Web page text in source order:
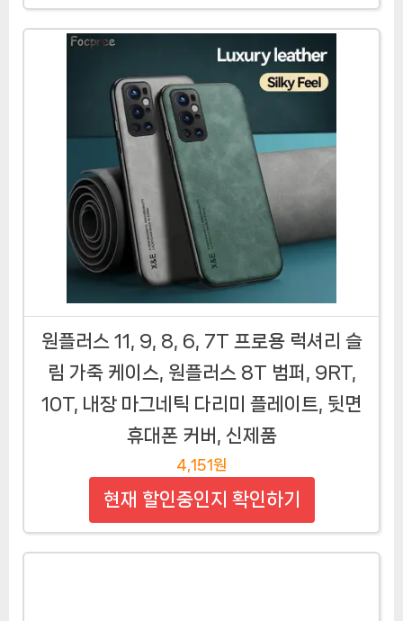
원플러스 11, 9, 8, 6, 7T 프로용 럭셔리 슬
림 가죽 케이스, 원플러스 8T 범퍼, 9RT,
10T, 내장 마그네틱 다리미 플레이트, 뒷면
휴대폰 커버, 신제품
4,151원
현재 할인중인지 확인하기